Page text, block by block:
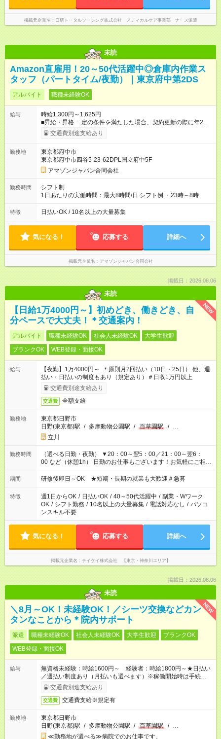
掲載元企業名 日研トータルソーシング株式会社 メディカルケア事業部 ナース派遣
未読
Amazon直雇用！20～50代活躍中◎倉庫内作業ス
タッフ（パートタイム/夜勤）｜東京府中第2DS
アルバイト 職種未経験OK
給与
時給1,300円～1,625円
■昇給・昇格 一定の条件を満たした場合、契約更新の際に年2回
まで昇給の機会があります。 ■正社員登用制度あり ※月末締/翌
月25日支払い ※時間外手当、別途支給 ☆給与前払い制度有！
り 試用期間の長さ：1週間 雇用形態、給与は本採用時と同じで
す。
交通費別途支給あり
勤務地
東京都府中市
東京都府中市四谷5-23-62DPL国立府中5F
アマゾンジャパン合同会社
勤務時間
シフト制
1日あたりの実働時間：最大8時間/日 シフト例 ・23時～8時
特徴 日払いOK / 10名以上の大量募集
気になる！ 応募する 詳細へ
掲載元企業名 アマゾンジャパン合同会社
掲載日：2026.08.06
未読
NEW
【日給1万4000円～】初めどき、働きどき、自
分ペースで大丈夫！＊交通案内！
アルバイト 職種未経験OK 社会人未経験OK
大学生歓迎
ブランクOK
WEB登録・面接OK
給与
【夜勤】1万4000円～ ＊原則月2回払い（10日・25日） 他、週
払い・日払いの制度もあり（規定あり）＃日収1万円以上
交通費別途支給あり
交通費 全額支給
勤務地
東京都日野市
日野(東京都)駅 / 多摩動物公園駅 / 百草園駅 / …
立川
勤務時間
（選べる日勤・夜勤） ▼20：00～翌5：00／21：00～翌6：
00 など（休憩1h） 日勤のお仕事もございます！お気軽にご相談
ください！
期間 研修後即日～OK ★短期・長期の就業も大歓迎＃急募
特徴 週1日からOK / 日払いOK / 40～50代活躍中 / 副業・Wワーク
OK / シフト勤務 / 10名以上の大量募集 / 電話対応なし / パソコ
ンスキル不要
気になる！ 応募する 詳細へ
掲載元企業名 テイケイ株式会社 【東京・神奈川エリア】
掲載日：2026.08.06
未読
NEW
＼8月～OK！未経験OK！／シーツ交換などカン
タンなことから＊院内サポート
派遣 職種未経験OK 社会人未経験OK 大学生歓迎
ブランクOK
WEB登録・面接OK
給与
無資格未経験：時給1600円～ 経験者：時給1800円～★日払い
／週払い制度あり（月払いも選べます）※稼働開始時は手続き完
了次第のお支払いとなります。
交通費別途支給あり
交通費 交通費支給※規定有
勤務地
東京都日野市
日野(東京都)駅 / 多摩動物公園駅 / 百草園駅 / …
≪勤務地が選べる≫病院でのお仕事です。